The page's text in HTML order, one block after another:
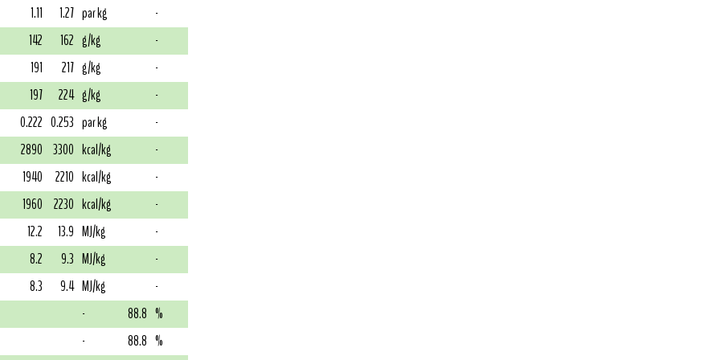
1.11 1.27 par kg
-
142
162 g/kg
-
191
217 g/kg
-
197
224 g/kg
-
0.222 0.253 par kg
-
2890
3300 kcal/kg
-
1940
2210 kcal/kg
-
1960
2230 kcal/kg
-
12.2
13.9 MJ/kg
-
8.2
9.3 MJ/kg
-
8.3
9.4 MJ/kg
-
-
88.8 %
-
88.8 %